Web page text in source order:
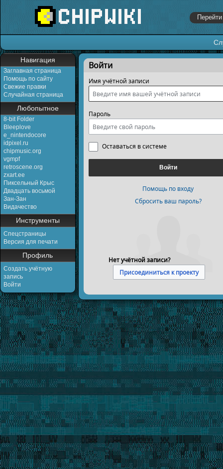
Навигация
Заглавная страница
Помощь по сайту
Свежие правки
Случайная страница
Любопытное
8-bit Folder
Bleeplove
e_nintendocore
idpixel.ru
chipmusic.org
vgmpf
retroscene.org
zxart.ee
Пиксельный Крыс
Двадцать восьмой
Зан-Зан
Видачество
Инструменты
Спецстраницы
Версия для печати
Профиль
Создать учётную
запись
Войти
Перейти к:навигация,поиск
Войти
Имя учётной записи
Пароль
Оставаться в системе
Войти
Помощь по входу
Сбросить ваш пароль?
Нет учётной записи?
Присоединиться к проекту